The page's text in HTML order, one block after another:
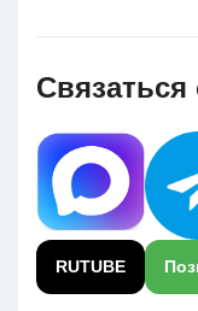
Связаться
RUTUBE